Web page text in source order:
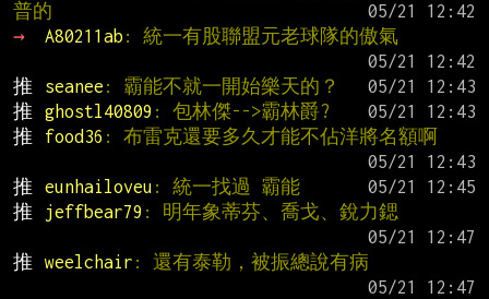
普的
→
A80211ab : 統一有股聯盟元老球隊的傲氣
推
seanee : 霸能不就一開始樂天的？
推
ghostl40809 : 包林傑-->霸林爵?
推
food36 : 布雷克還要多久才能不佔洋將名額啊
推
eunhailoveu : 統一找過 霸能
推
jeffbear79 : 明年象蒂芬、喬戈、銳力鍶
推
weelchair : 還有泰勒，被振總說有病